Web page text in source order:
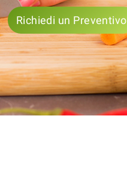
Richiedi un Preventivo